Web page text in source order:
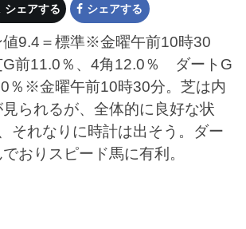
シェアする シェアする
9.4＝標準※金曜午前10時30
前11.0％、4角12.0％ ダートG
％※金曜午前10時30分。芝は内
られるが、全体的に良好な状
それなりに時計は出そう。ダー
おりスピード馬に有利。